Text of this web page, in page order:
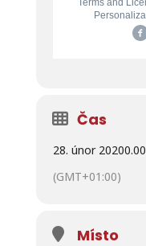
Čas
28. únor 20200.00
(GMT+01:00)
Místo